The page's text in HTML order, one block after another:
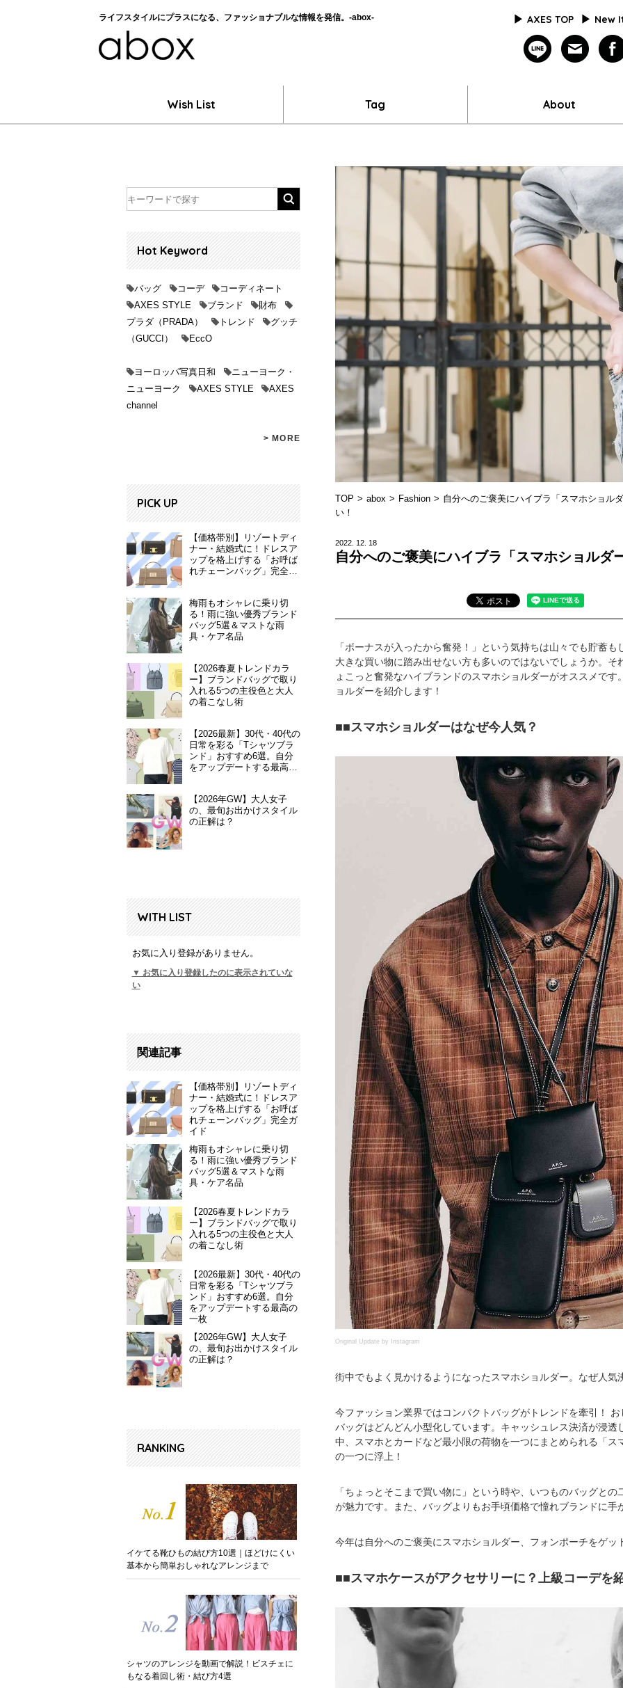
ライフスタイルにプラスになる、ファッショナブルな情報を発信。-abox- AXES TOP New
line
Wish List Tag About
Hot Keyword
バッグ コーデ
コーディネート
AXES STYLE
ブランド
財布
プラダ（PRADA）
トレンド
グッチ
（GUCCI）
EccO
ヨーロッパ写真日和
ニューヨーク・
ニューヨーク
AXES STYLE
AXES
channel
> MORE
PICK UP
【価格帯別】リゾートディ
ナー・結婚式に！ドレスア
ップを格上げする「お呼ば
れチェーンバッグ」完全ガ
梅雨もオシャレに乗り切
る！雨に強い優秀ブランド
バッグ5選＆マストな雨
具・ケア名品
【2026春夏トレンドカラ
ー】ブランドバッグで取り
入れる5つの主役色と大人
の着こなし術
【2026最新】30代・40代の
日常を彩る「Tシャツブラ
ンド」おすすめ6選。自分
をアップデートする最高の
【2026年GW】大人女子
の、最旬お出かけスタイル
の正解は？
WITH LIST
お気に入り登録がありません。
▼ お気に入り登録したのに表示されていな
い
関連記事
【価格帯別】リゾートディ
ナー・結婚式に！ドレスア
ップを格上げする「お呼ば
れチェーンバッグ」完全ガ
イド
梅雨もオシャレに乗り切
る！雨に強い優秀ブランド
バッグ5選＆マストな雨
具・ケア名品
【2026春夏トレンドカラ
ー】ブランドバッグで取り
入れる5つの主役色と大人
の着こなし術
【2026最新】30代・40代の
日常を彩る「Tシャツブラ
ンド」おすすめ6選。自分
をアップデートする最高の
一枚
【2026年GW】大人女子
の、最旬お出かけスタイル
の正解は？
RANKING
イケてる靴ひもの結び方10選｜ほどけにくい
基本から簡単おしゃれなアレンジまで
シャツのアレンジを動画で解説！ビスチェに
もなる着回し術・結び方4選
TOP abox Fashion
自分へのご褒美にハイブラ「スマホショル
い！
2022. 12. 18
自分へのご褒美にハイブラ「スマホショルダ
「ボーナスが入ったから奮発！」という気持ちは山々でも貯蓄
大きな買い物に踏み出せない方も多いのではないでしょうか。
ょこっと奮発なハイブランドのスマホショルダーがオススメで
ョルダーを紹介します！
■スマホショルダーはなぜ今人気？
Original Update by Instagram
街中でもよく見かけるようになったスマホショルダー。なぜ人気
今ファッション業界ではコンパクトバッグがトレンドを牽引！
バッグはどんどん小型化しています。キャッシュレス決済が浸
中、スマホとカードなど最小限の荷物を一つにまとめられる「
の一つに浮上！
「ちょっとそこまで買い物に」という時や、いつものバッグと
が魅力です。また、バッグよりもお手頃価格で憧れブランドに手
今年は自分へのご褒美にスマホショルダー、フォンポーチをゲッ
■スマホケースがアクセサリーに？上級コーデを